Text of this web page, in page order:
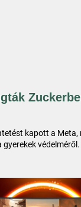
kapott a Meta,